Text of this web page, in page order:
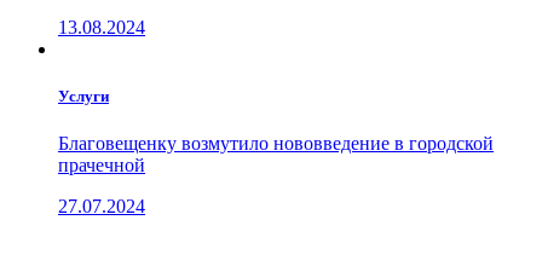
13.08.2024
Услуги
Благовещенку возмутило нововведение в городской
прачечной
27.07.2024